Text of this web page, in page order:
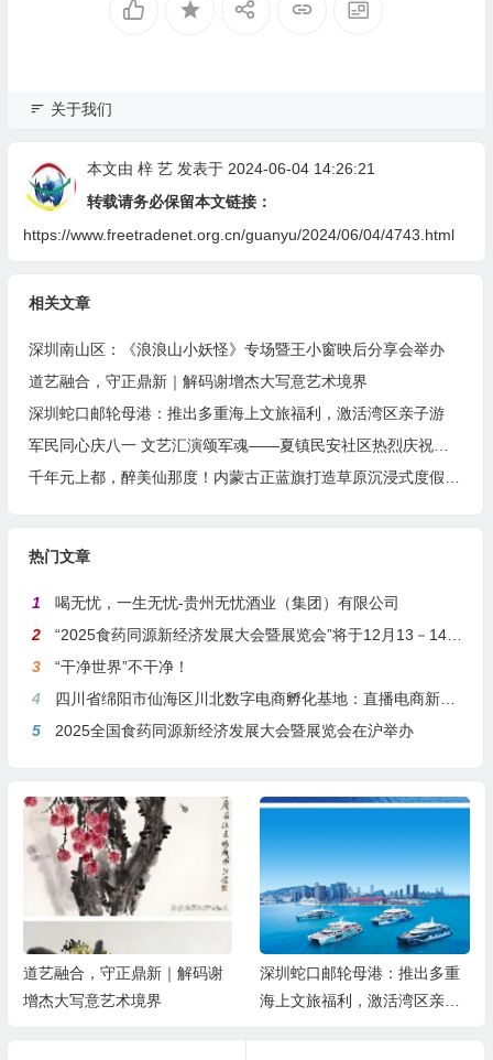
关于我们
本文由 梓 艺发表于 2024-06-04 14:26:21
转载请务必保留本文链接：
https://www.freetradenet.org.cn/guanyu/2024/06/04/4743.html
相关文章
深圳南山区：《浪浪山小妖怪》专场暨王小窗映后分享会举办
道艺融合，守正鼎新｜解码谢增杰大写意艺术境界
深圳蛇口邮轮母港：推出多重海上文旅福利，激活湾区亲子游
军民同心庆八一 文艺汇演颂军魂——夏镇民安社区热烈庆祝建军99周年
热门文章
1
喝无忧，一生无忧-贵州无忧酒业（集团）有限公司
2
“2025食药同源新经济发展大会暨展览会”将于12月13－14日在沪举行
3
“干净世界”不干净！
4
四川省绵阳市仙海区川北数字电商孵化基地：直播电商新引擎，预计年产值达5亿
5
2025全国食药同源新经济发展大会暨展览会在沪举办
深圳蛇口邮轮母港：推出多重
海上文旅福利，激活湾区亲子
军民同心庆八一 文艺汇演颂军
魂——夏镇民安社区热烈庆祝